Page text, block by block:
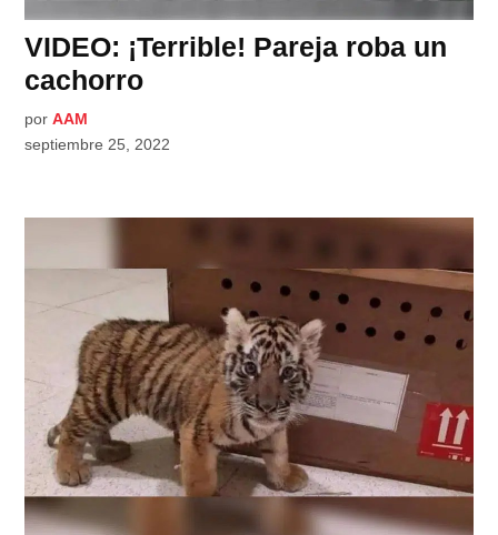
VIDEO: ¡Terrible! Pareja roba un
cachorro
por AAM
septiembre 25, 2022